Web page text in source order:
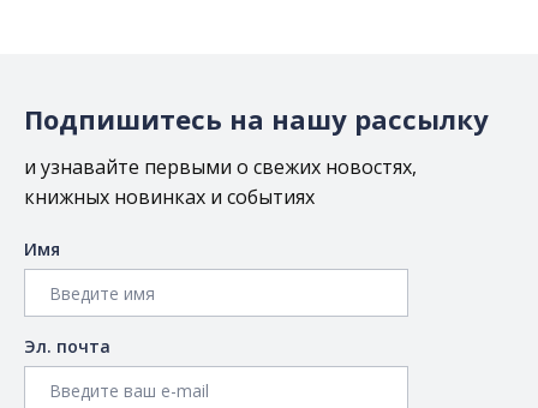
Подпишитесь на нашу рассылку
и узнавайте первыми о свежих новостях,
книжных новинках и событиях
Имя
Эл. почта